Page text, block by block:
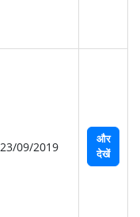
23/09/2019
और
देखें